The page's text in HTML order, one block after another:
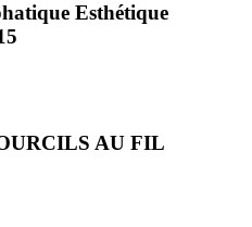
Esthétique
AU FIL